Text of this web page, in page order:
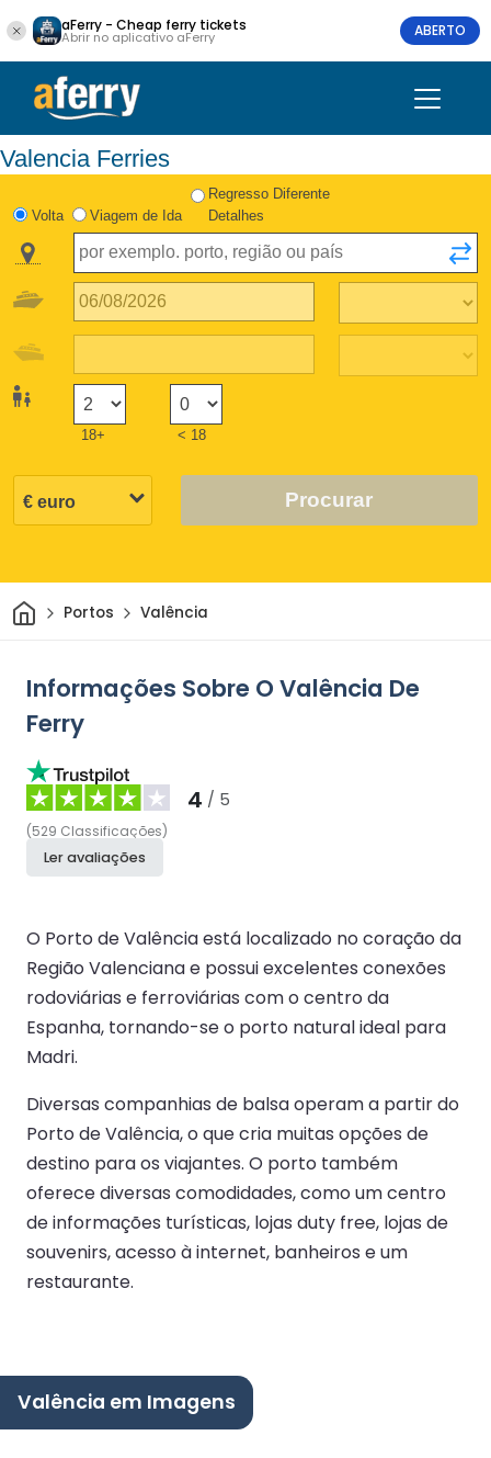
aFerry - Cheap ferry tickets
Abrir no aplicativo aFerry ABERTO
Valencia Ferries
Volta Viagem de Ida
Regresso Diferente
Detalhes
18+ < 18
Procurar
CasaPortos Valência
Informações Sobre O Valência De
Ferry
4 / 5
(529 Classificações)
Ler avaliações
O Porto de Valência está localizado no coração da
Região Valenciana e possui excelentes conexões
rodoviárias e ferroviárias com o centro da
Espanha, tornando-se o porto natural ideal para
Madri.
Diversas companhias de balsa operam a partir do
Porto de Valência, o que cria muitas opções de
destino para os viajantes. O porto também
oferece diversas comodidades, como um centro
de informações turísticas, lojas duty free, lojas de
souvenirs, acesso à internet, banheiros e um
restaurante.
Valência em Imagens